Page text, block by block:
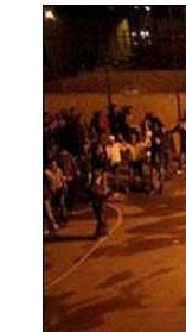
به فال و طالع‌بینی